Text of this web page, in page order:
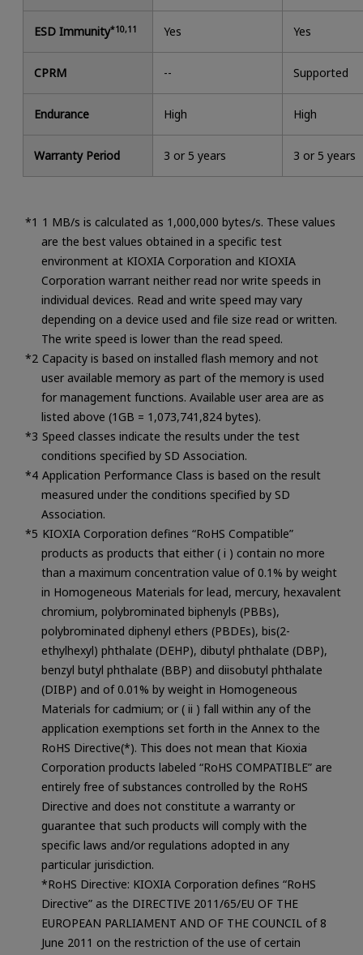
ESD Immunity*10,11 Yes Yes
CPRM -- Supported
Endurance High High
Warranty Period 3 or 5 years 3 or 5 years
1 MB/s is calculated as 1,000,000 bytes/s. These values
are the best values obtained in a specific test
environment at KIOXIA Corporation and KIOXIA
Corporation warrant neither read nor write speeds in
individual devices. Read and write speed may vary
depending on a device used and file size read or written.
The write speed is lower than the read speed.
Capacity is based on installed flash memory and not
user available memory as part of the memory is used
for management functions. Available user area are as
listed above (1GB = 1,073,741,824 bytes).
Speed classes indicate the results under the test
conditions specified by SD Association.
Application Performance Class is based on the result
measured under the conditions specified by SD
Association.
KIOXIA Corporation defines “RoHS Compatible”
products as products that either ( i ) contain no more
than a maximum concentration value of 0.1% by weight
in Homogeneous Materials for lead, mercury, hexavalent
chromium, polybrominated biphenyls (PBBs),
polybrominated diphenyl ethers (PBDEs), bis(2-
ethylhexyl) phthalate (DEHP), dibutyl phthalate (DBP),
benzyl butyl phthalate (BBP) and diisobutyl phthalate
(DIBP) and of 0.01% by weight in Homogeneous
Materials for cadmium; or ( ii ) fall within any of the
application exemptions set forth in the Annex to the
RoHS Directive(*). This does not mean that Kioxia
Corporation products labeled “RoHS COMPATIBLE” are
entirely free of substances controlled by the RoHS
Directive and does not constitute a warranty or
guarantee that such products will comply with the
specific laws and/or regulations adopted in any
particular jurisdiction.
*RoHS Directive: KIOXIA Corporation defines “RoHS
Directive” as the DIRECTIVE 2011/65/EU OF THE
EUROPEAN PARLIAMENT AND OF THE COUNCIL of 8
June 2011 on the restriction of the use of certain